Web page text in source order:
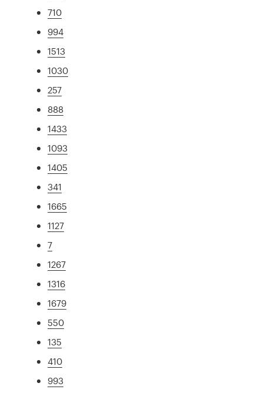
710
994
1513
1030
257
888
1433
1093
1405
341
1665
1127
7
1267
1316
1679
550
135
410
993